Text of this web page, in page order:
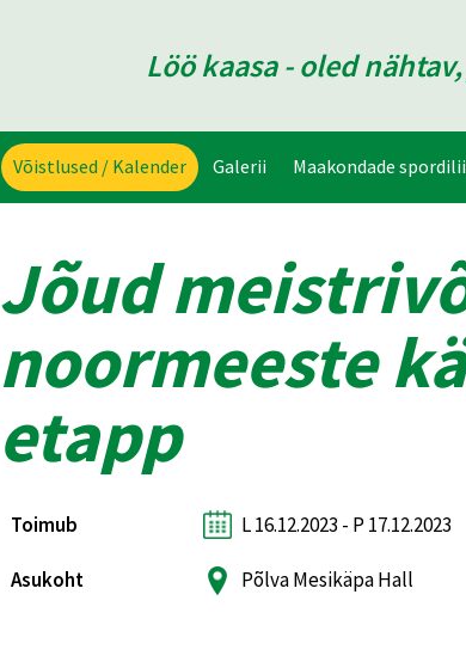
Löö kaasa - oled
Võistlused / Kalender Galerii Maakondade
Jõud
noormeeste
etapp
Toimub L 16.12.2023 - P 17.12.2023
Asukoht Põlva Mesikäpa Hall